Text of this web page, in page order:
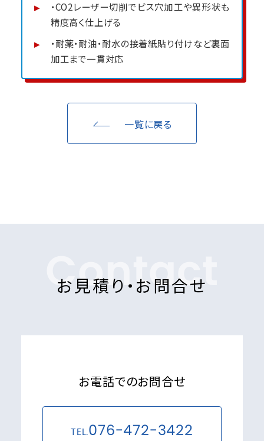
・CO2レーザー切削でビス穴加工や異形状も
精度高く仕上げる
・耐薬・耐油・耐水の接着紙貼り付けなど裏面
加工まで一貫対応
一覧に戻る
お見積り・お問合せ
お電話でのお問合せ
TEL.076-472-3422
Contact